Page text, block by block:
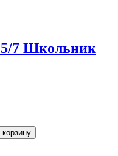
7 Школьник